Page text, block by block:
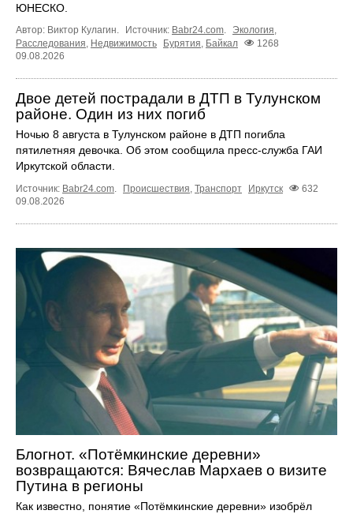
ЮНЕСКО.
Автор: Виктор Кулагин. Источник: Babr24.com. Экология,
Расследования, Недвижимость Бурятия, Байкал
1268
09.08.2026
Двое детей пострадали в ДТП в Тулунском
районе. Один из них погиб
Ночью 8 августа в Тулунском районе в ДТП погибла
пятилетняя девочка. Об этом сообщила пресс‑служба ГАИ
Иркутской области.
Источник: Babr24.com. Происшествия, Транспорт Иркутск
632
09.08.2026
Блогнот. «Потёмкинские деревни»
возвращаются: Вячеслав Мархаев о визите
Путина в регионы
Как известно, понятие «Потёмкинские деревни» изобрёл